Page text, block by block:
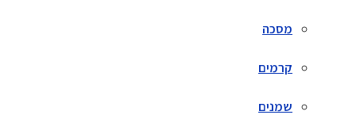
מסכה
קרמים
שמנים